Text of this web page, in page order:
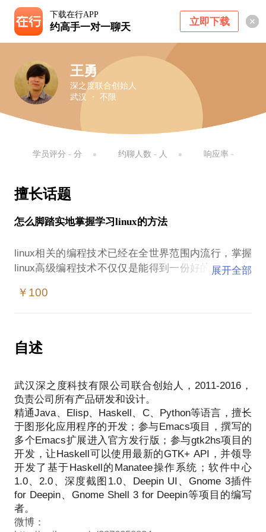
下载在行APP
约高手一对一聊天 立即下载
王勇
深之度联合创始人
武汉 ・ 不限
学员评分 - 分 约聊人数 - 人 响应率 -
擅长话题
怎么脚踏实地掌握学习linux的方法
linux相关的编程技术已经在全世界范围内流行，掌握
linux高级编程技术不仅仅是能得到一份好的工作，更
现在很多培训机构都是三个月的速成班，拿一些模板
我有十几年的linux编程经验，以及创建深度操作系统
这个世界上最复杂的linux超大型工程，我可以在约见
步，脚踏实地掌握学习linux的方法，并最终大大提升
你的编程修养和技术底蕴。
如果你真的热爱编程并享受编程给你的快乐和平静，
我非常荣幸能够分享我的经验帮助你，如果你不热爱
编程从来没有熬过夜探索问题，或者只想追求速成找
到高薪工作，请不要选择我，我没法帮助一个对世界
展开全部
￥100
自述
武汉深之度科技有限公司联合创始人，2011-2016，
负责公司所有产品研发和设计。
精通Java、Elisp、Haskell、C、Python等语言，擅长
于图形化应用程序的开发；参与Emacs项目，撰写的
多个Emacs扩展进入官方发行版；参与gtk2hs项目的
开发，让Haskell可以使用最新的GTK+ API，并领导
开发了基于Haskell的Manatee操作系统；软件中心
1.0、2.0、深度截图1.0、Deepin UI、Gnome 3插件
for Deepin、Gnome Shell 3 for Deepin等项目的编写
者。
微博：